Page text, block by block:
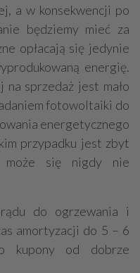
a w konsekwencji po
będziemy mieć za
opłacają się jedynie
energię.
sprzedaż jest mało
fotowoltaiki do
energetycznego
przypadku jest zbyt
może się nigdy nie
do ogrzewania i
amortyzacji do 5 – 6
kupony od dobrze